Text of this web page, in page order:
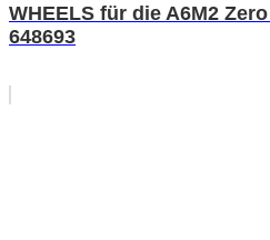
WHEELS für die A6M2
648693